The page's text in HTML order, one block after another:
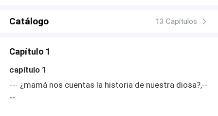
Catálogo 13 Capítulos
Capítulo 1
capítulo 1
--- ¿mamá nos cuentas la historia de nuestra diosa?,--
--